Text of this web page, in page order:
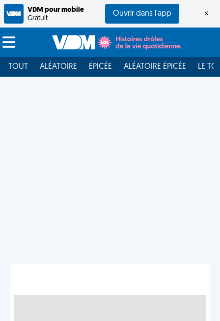
VDM pour mobile
Gratuit
Ouvrir dans l'app ×
TOUT ALÉATOIRE ÉPICÉE ALÉATOIRE ÉPICÉE LE